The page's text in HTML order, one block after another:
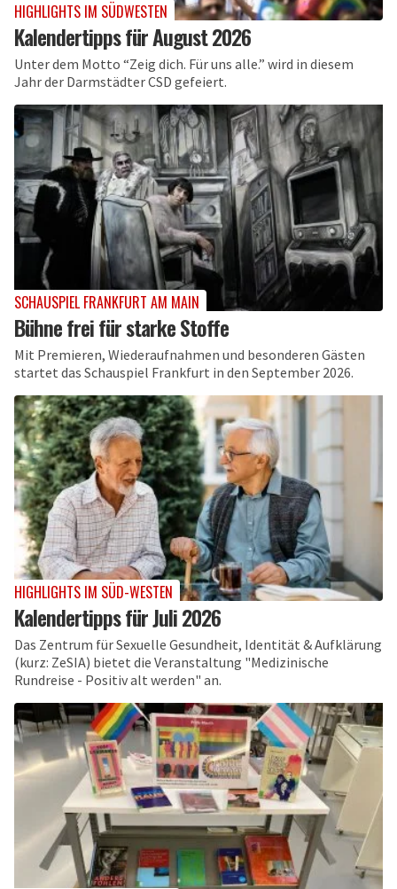
HIGHLIGHTS IM SÜDWESTEN
Kalendertipps für August 2026
Unter dem Motto “Zeig dich. Für uns alle.” wird in diesem
Jahr der Darmstädter CSD gefeiert.
SCHAUSPIEL FRANKFURT AM MAIN
Bühne frei für starke Stoffe
Mit Premieren, Wiederaufnahmen und besonderen Gästen
startet das Schauspiel Frankfurt in den September 2026.
HIGHLIGHTS IM SÜD-WESTEN
Kalendertipps für Juli 2026
Das Zentrum für Sexuelle Gesundheit, Identität & Aufklärung
(kurz: ZeSIA) bietet die Veranstaltung "Medizinische
Rundreise - Positiv alt werden" an.